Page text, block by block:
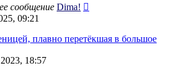
сообщение Dima!
09:21
плавно перетёкшая в большое
18:57